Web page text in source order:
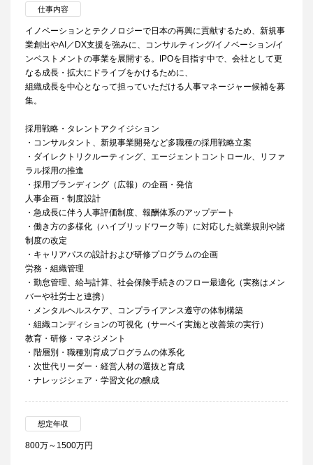
仕事内容
イノベーションとテクノロジーで日本の再興に貢献するため、新規事
業創出やAI／DX支援を強みに、コンサルティング/イノベーション/イ
ンベストメントの事業を展開する。IPOを目指す中で、会社として更
なる成長・拡大にドライブをかけるために、
組織成長を中心となって担っていただける人事マネージャー候補を募
集。
採用戦略・タレントアクイジション
・コンサルタント、新規事業開発など多職種の採用戦略立案
・ダイレクトリクルーティング、エージェントコントロール、リファ
ラル採用の推進
・採用ブランディング（広報）の企画・発信
人事企画・制度設計
・急成長に伴う人事評価制度、報酬体系のアップデート
・働き方の多様化（ハイブリッドワーク等）に対応した就業規則や諸
制度の改定
・キャリアパスの設計および研修プログラムの企画
労務・組織管理
・勤怠管理、給与計算、社会保険手続きのフロー最適化（実務はメン
バーや社労士と連携）
・メンタルヘルスケア、コンプライアンス遵守の体制構築
・組織コンディションの可視化（サーベイ実施と改善策の実行）
教育・研修・マネジメント
・階層別・職種別育成プログラムの体系化
・次世代リーダー・経営人材の選抜と育成
・ナレッジシェア・学習文化の醸成
想定年収
800万～1500万円